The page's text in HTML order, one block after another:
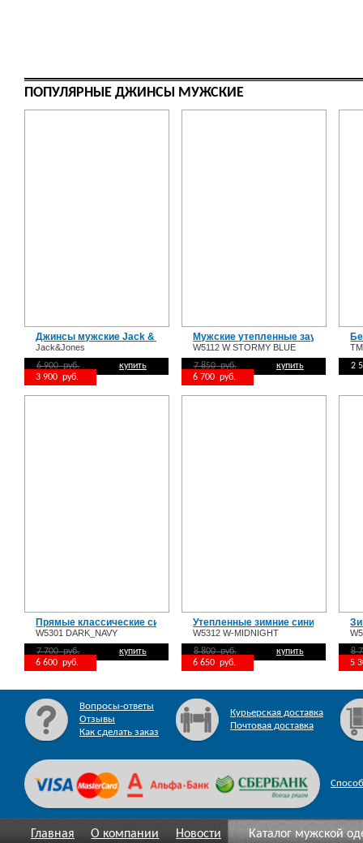
ПОПУЛЯРНЫЕ ДЖИНСЫ МУЖСКИЕ
Джинсы мужские Jack & Jones
Jack&Jones
6 900 руб.
3 900 руб.
купить
Прямые классические синие мужские джинсы W5301 DARK_NAVY
W5301 DARK_NAVY
7 700 руб.
6 600 руб.
купить
Мужские утепленные зауженные
W5112 W STORMY BLUE
7 850 руб.
6 700 руб.
купить
Утепленные зимние синие джинсы
W5312 W-MIDNIGHT
8 800 руб.
6 650 руб.
купить
2
8
5
Вопросы-ответы
Отзывы
Как сделать заказ
Курьерская доставка
Почтовая доставка
Главная О компании Новости Каталог мужской